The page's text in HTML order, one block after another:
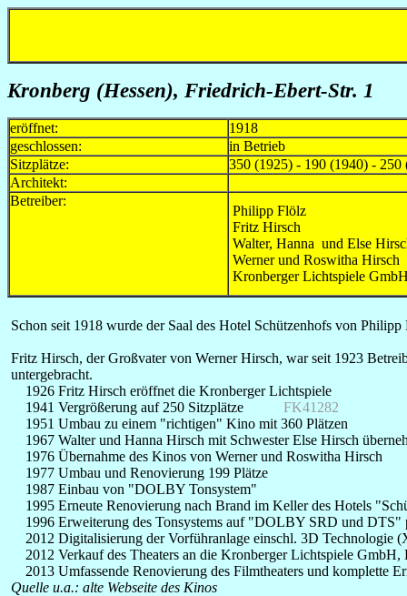
Kronberg (Hessen), Friedrich-Ebert-Str. 1
eröffnet:
1918
geschlossen:
in Betrieb
Sitzplätze:
350 (1925) - 190 (1940) -
Architekt:
Betreiber:
Philipp Flölz
Fritz Hirsch
Walter, Hanna und Else
Werner und Roswitha Hirsch
Kronberger Lichtspiele
Schon seit 1918 wurde der Saal des Hotel Schützenhofs von Philipp
Fritz Hirsch, der Großvater von Werner Hirsch, war seit 1923
untergebracht.
1926 Fritz Hirsch eröffnet die Kronberger Lichtspiele
1941 Vergrößerung auf 250 Sitzplätze FK41282
1951 Umbau zu einem "richtigen" Kino mit 360 Plätzen
1967 Walter und Hanna Hirsch mit Schwester Else Hirsch
1976 Übernahme des Kinos von Werner und Roswitha Hirsch
1977 Umbau und Renovierung 199 Plätze
1987 Einbau von "DOLBY Tonsystem"
1995 Erneute Renovierung nach Brand im Keller des Hotels
1996 Erweiterung des Tonsystems auf "DOLBY SRD und DTS"
2012 Digitalisierung der Vorführanlage einschl. 3D Technologie
2012 Verkauf des Theaters an die Kronberger Lichtspiele GmbH,
2013 Umfassende Renovierung des Filmtheaters und komplette
Quelle u.a.: alte Webseite des Kinos